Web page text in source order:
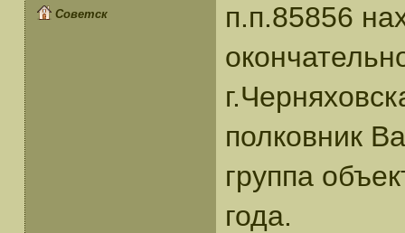
Советск
п.п.85856
полковник
группа
года.